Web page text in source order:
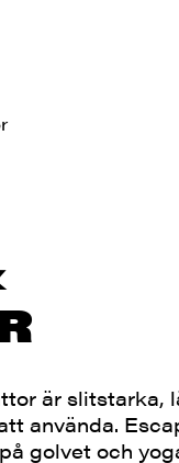
är slitstarka,
använda.
golvet och